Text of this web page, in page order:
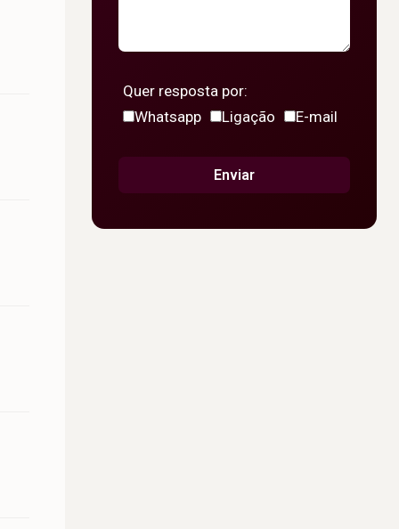
Quer resposta por:
Whatsapp
Ligação E-mail
Enviar